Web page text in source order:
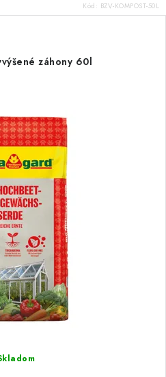
Kód: BZV-KOMPOST-50L
záhony 60l